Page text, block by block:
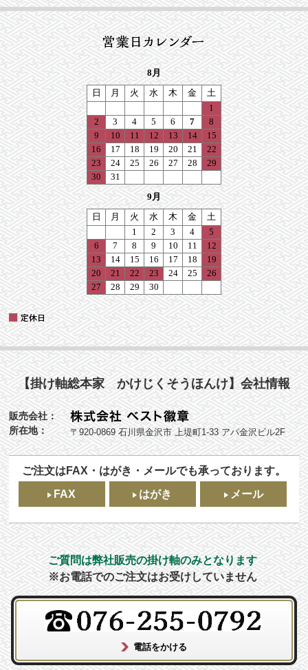
【掛け軸総本家 かけじくそうほんけ】会社情報
販売会社：
所在地：
〒920-0869 石川県金沢市 上堤町1-33 アパ金沢ビル2F
ご注文はFAX・はがき・メールでも承っております。
FAX
はがき メール
ご質問は弊社販売の掛け軸のみとなります
※お電話でのご注文はお受けしていません